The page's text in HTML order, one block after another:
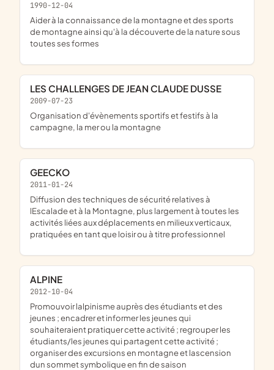
1990-12-04
aider à la connaissance de la montagne et des sports
de montagne ainsi qu'à la découverte de la nature sous
toutes ses formes
LES CHALLENGES DE JEAN CLAUDE DUSSE
2009-07-23
organisation d'évènements sportifs et festifs à la
campagne, la mer ou la montagne
GEECKO
2011-01-24
diffusion des techniques de sécurité relatives à
lEscalade et à la Montagne, plus largement à toutes les
activités liées aux déplacements en milieux verticaux,
pratiquées en tant que loisir ou à titre professionnel
ALPINE
2012-10-04
promouvoir lalpinisme auprès des étudiants et des
jeunes ; encadrer et informer les jeunes qui
souhaiteraient pratiquer cette activité ; regrouper les
étudiants/les jeunes qui partagent cette activité ;
organiser des excursions en montagne et lascension
dun sommet symbolique en fin de saison